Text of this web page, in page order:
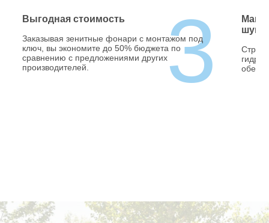
Выгодная стоимость
Заказывая зенитные фонари с монтажом под
ключ, вы экономите до 50% бюджета по
сравнению с предложениями других
производителей.
3